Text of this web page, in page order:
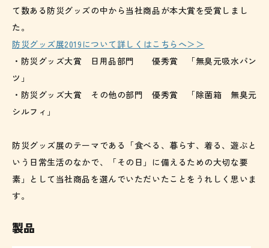
て数ある防災グッズの中から当社商品が本大賞を受賞しまし
た。
防災グッズ展2019について詳しくはこちらへ＞＞
・防災グッズ大賞 日用品部門 優秀賞 「無臭元吸水パン
ツ」
・防災グッズ大賞 その他の部門 優秀賞 「除菌箱 無臭元
シルフィ」
防災グッズ展のテーマである「食べる、暮らす、着る、遊ぶと
いう日常生活のなかで、「その日」に備えるための大切な要
素」として当社商品を選んでいただいたことをうれしく思いま
す。
製品